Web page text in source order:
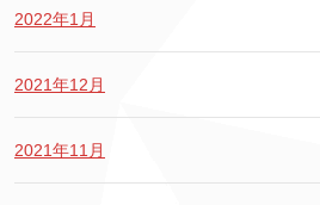
2022年1月
2021年12月
2021年11月